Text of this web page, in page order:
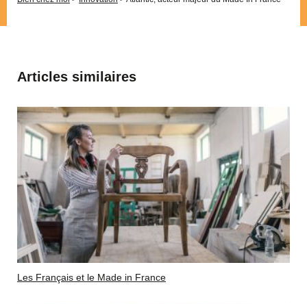
Articles similaires
Les Français et le Made in France